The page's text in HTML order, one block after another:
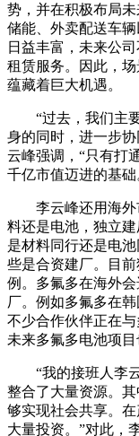
势，并在积极布局
储能、外卖配送车
日益丰富，未来公
租赁服务。因此，
蕴藏着巨大机遇。
“过去，我们主
身的同时，进一步
云峰强调，“只有打
千亿市值迈进的基础
李云峰还用海
料还是电池，独立
是材料同行还是电
些是合资建厂。目
例。多氟多在海外
厂。例如多氟多在
不少合作伙伴正在
未来多氟多电池项
“我的接班人李
整合了大量资源。
够实现社会共享。
大量投资。”对此，